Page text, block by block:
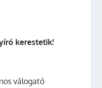
kerestetik!
válogató